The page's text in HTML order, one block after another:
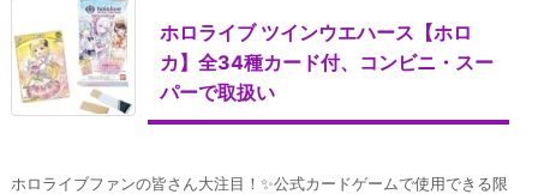
ホロライブ ツインウエハース【ホロ
カ】全34種カード付、コンビニ・スー
パーで取扱い
ホロライブファンの皆さん大注目！✨公式カードゲームで使用できる限